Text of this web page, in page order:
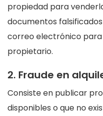
propiedad para
documentos
correo electrónico
propietario.
2. Fraude en
Consiste en publicar
disponibles o que no